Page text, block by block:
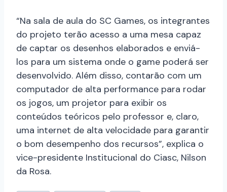
“Na sala de aula do SC Games, os integrantes
do projeto terão acesso a uma mesa capaz
de captar os desenhos elaborados e enviá-
los para um sistema onde o game poderá ser
desenvolvido. Além disso, contarão com um
computador de alta performance para rodar
os jogos, um projetor para exibir os
conteúdos teóricos pelo professor e, claro,
uma internet de alta velocidade para garantir
o bom desempenho dos recursos”, explica o
vice-presidente Institucional do Ciasc, Nilson
da Rosa.